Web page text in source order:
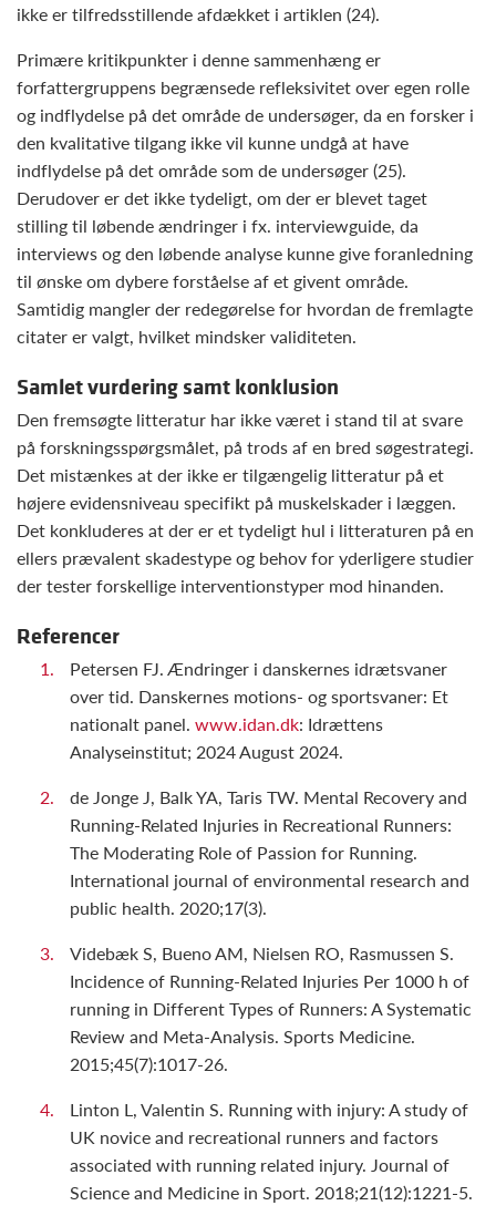
ikke er tilfredsstillende afdækket i artiklen (24).
Primære kritikpunkter i denne sammenhæng er
forfattergruppens begrænsede refleksivitet over egen rolle
og indflydelse på det område de undersøger, da en forsker i
den kvalitative tilgang ikke vil kunne undgå at have
indflydelse på det område som de undersøger (25).
Derudover er det ikke tydeligt, om der er blevet taget
stilling til løbende ændringer i fx. interviewguide, da
interviews og den løbende analyse kunne give foranledning
til ønske om dybere forståelse af et givent område.
Samtidig mangler der redegørelse for hvordan de fremlagte
citater er valgt, hvilket mindsker validiteten.
Samlet vurdering samt konklusion
Den fremsøgte litteratur har ikke været i stand til at svare
på forskningsspørgsmålet, på trods af en bred søgestrategi.
Det mistænkes at der ikke er tilgængelig litteratur på et
højere evidensniveau specifikt på muskelskader i læggen.
Det konkluderes at der er et tydeligt hul i litteraturen på en
ellers prævalent skadestype og behov for yderligere studier
der tester forskellige interventionstyper mod hinanden.
Referencer
Petersen FJ. Ændringer i danskernes idrætsvaner
over tid. Danskernes motions- og sportsvaner: Et
nationalt panel. www.idan.dk: Idrættens
Analyseinstitut; 2024 August 2024.
de Jonge J, Balk YA, Taris TW. Mental Recovery and
Running-Related Injuries in Recreational Runners:
The Moderating Role of Passion for Running.
International journal of environmental research and
public health. 2020;17(3).
Videbæk S, Bueno AM, Nielsen RO, Rasmussen S.
Incidence of Running-Related Injuries Per 1000 h of
running in Different Types of Runners: A Systematic
Review and Meta-Analysis. Sports Medicine.
2015;45(7):1017-26.
Linton L, Valentin S. Running with injury: A study of
UK novice and recreational runners and factors
associated with running related injury. Journal of
Science and Medicine in Sport. 2018;21(12):1221-5.